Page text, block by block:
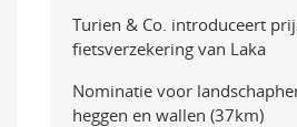
Turien & Co. introduceert
fietsverzekering van Laka
Nominatie voor
heggen en wallen (37km)